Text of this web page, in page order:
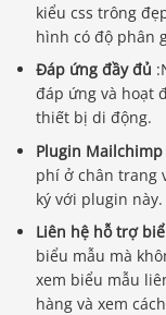
kiểu css trông
hình có độ phân
Đáp ứng đầy đủ
đáp ứng và hoạt
thiết bị di động.
Plugin
phí ở chân trang
ký với plugin này.
Liên hệ hỗ trợ
biểu mẫu mà
xem biểu mẫu
hàng và xem